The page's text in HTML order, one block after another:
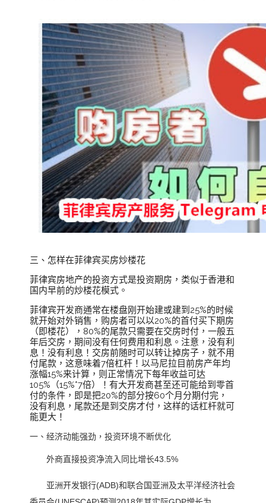
三、怎样在菲律宾买房炒楼花
菲律宾房地产的投资方式是投资期房，类似于香港和
国内早前的炒楼花模式。
菲律宾开发商通常在楼盘刚开始建或建到25%的时候
就开始对外销售，购房者可以以20%的首付买下期房
（即楼花），80%的尾款只需要在交房时付，一般五
年后交房，期间没有任何费用和利息。注意，没有利
息！没有利息！交房前随时可以转让掉房子，就不用
付尾款，这意味着7倍杠杆！以马尼拉目前房产年均
涨幅15%来计算，则正常情况下每年收益可达
105%（15%*7倍）！有大开发商甚至还可能给到零首
付的条件，即是把20%的部分按60个月分期付完，
没有利息，尾款还是到交房才付，这样的话杠杆就可
能更大！
一、经济动能强劲，投资环境不断优化
外商直接投资净流入同比增长43.5%
亚洲开发银行(ADB)和联合国亚洲及太平洋经济社会